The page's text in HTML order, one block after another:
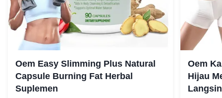
Oem Easy Slimming Plus Natural
Capsule Burning Fat Herbal
Suplemen
Oem
Hijau